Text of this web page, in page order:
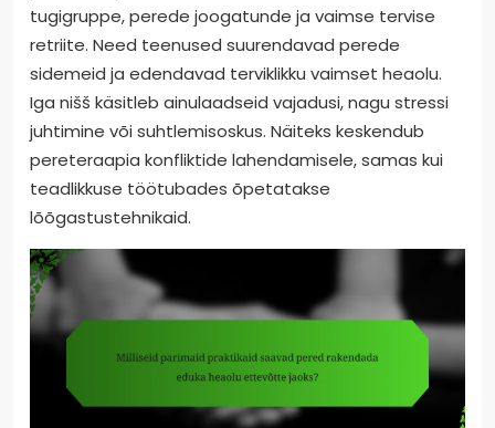
tugigruppe, perede joogatunde ja vaimse tervise
retriite. Need teenused suurendavad perede
sidemeid ja edendavad terviklikku vaimset heaolu.
Iga nišš käsitleb ainulaadseid vajadusi, nagu stressi
juhtimine või suhtlemisoskus. Näiteks keskendub
pereteraapia konfliktide lahendamisele, samas kui
teadlikkuse töötubades õpetatakse
lõõgastustehnikaid.